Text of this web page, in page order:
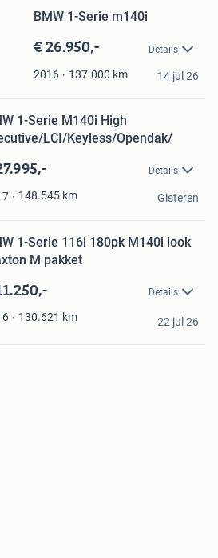
BMW 1-Serie m140i
€ 26.950,- Details
2016 137.000 km 14 jul 26
1-Serie M140i High
LCI/Keyless/Opendak/
Details
148.545 km Gisteren
1-Serie 116i 180pk M140i look
M pakket
Details
130.621 km 22 jul 26